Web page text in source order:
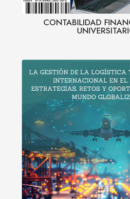
CONTABILIDAD